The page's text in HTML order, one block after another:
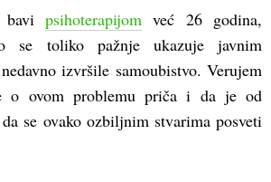
psihoterapijomveć 26 godina,
se toliko pažnje ukazuje javnim
izvršile samoubistvo. Verujem
o ovom problemu priča i da je od
se ovako ozbiljnim stvarima posveti